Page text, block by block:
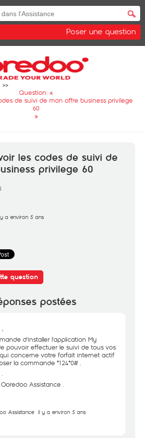
Poser une question
Question: «
de suivi de mon offre business privilege
60
»
les codes de suivi de
privilege 60
a environ 5 ans
question
postées
,
d'installer l'application My
pouvoir effectuer le suivi de tous vos
concerne votre forfait internet actif
la commande *124*0# .
Assistance .
Assistance il y a environ 5 ans